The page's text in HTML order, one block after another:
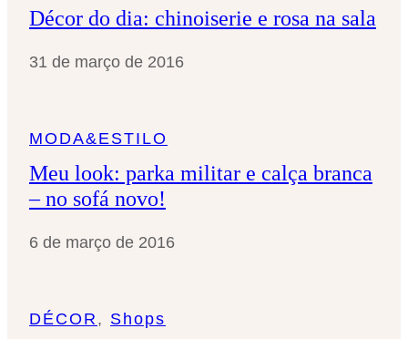
Décor do dia: chinoiserie e rosa na sala
31 de março de 2016
MODA&ESTILO
Meu look: parka militar e calça branca
– no sofá novo!
6 de março de 2016
DÉCOR , Shops